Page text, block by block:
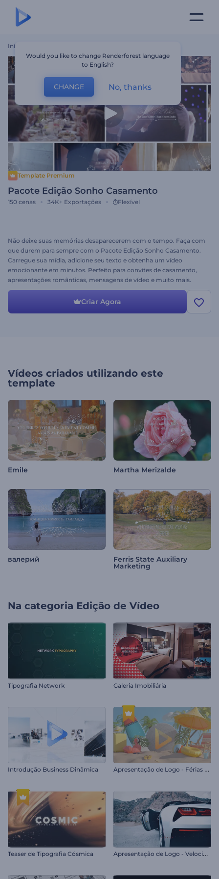
Início
Template Premium
Pacote Edição Sonho Casamento
150 cenas 34K+ Exportações Flexível
Não deixe suas memórias desaparecerem com o tempo. Faça com
que durem para sempre com o Pacote Edição Sonho Casamento.
Carregue sua mídia, adicione seu texto e obtenha um vídeo
emocionante em minutos. Perfeito para convites de casamento,
apresentações românticas, mensagens de vídeo e muito mais.
Eternize seus momentos preciosos. Experimente hoje!
Criar Agora
Vídeos criados utilizando este
template
Emile Martha Merizalde
валерий Ferris State Auxiliary
Marketing
Na categoria Edição de Vídeo
Tipografia Network Galeria Imobiliária
Introdução Business Dinâmica A
presentação de Logo - Férias de Verão
Teaser de Tipografia Cósmica A
presentação de Logo - Velocidade Máxima
Would you like to change Renderforest language
to English?
CHANGE No, thanks